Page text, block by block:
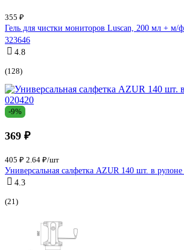
355 ₽
Гель для чистки мониторов Luscan, 200 мл + м/
323646
4.8
(128)
-9%
369 ₽
405 ₽ 2.64 ₽/шт
Универсальная салфетка AZUR 140 шт. в
4.3
(21)